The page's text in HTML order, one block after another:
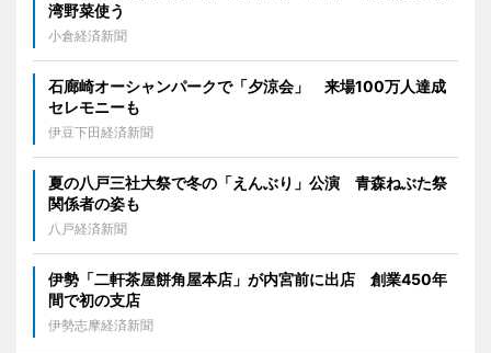
湾野菜使う
小倉経済新聞
石廊崎オーシャンパークで「夕涼会」 来場100万人達成
セレモニーも
伊豆下田経済新聞
夏の八戸三社大祭で冬の「えんぶり」公演 青森ねぶた祭
関係者の姿も
八戸経済新聞
伊勢「二軒茶屋餅角屋本店」が内宮前に出店 創業450年
間で初の支店
伊勢志摩経済新聞